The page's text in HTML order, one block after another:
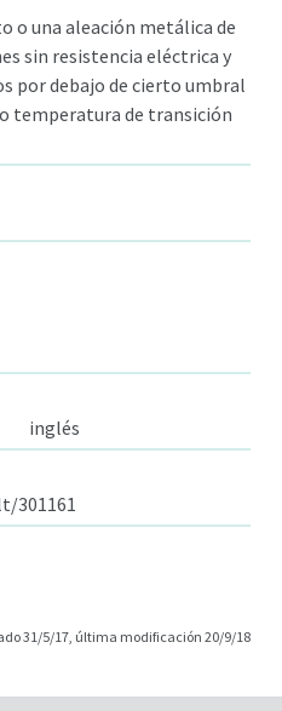
o una aleación metálica de
sin resistencia eléctrica y
por debajo de cierto umbral
temperatura de transición
inglés
301161
31/5/17, última modificación 20/9/18